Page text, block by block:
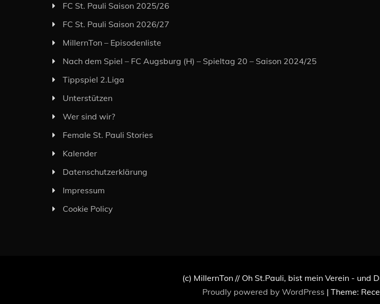
FC St. Pauli Saison 2025/26
FC St. Pauli Saison 2026/27
MillernTon – Episodenliste
Nach dem Spiel – FC Augsburg (H) – Spieltag 20 – Saison 2024/25
Tippspiel 2.Liga
Unterstützen
Wer sind wir?
Female St. Pauli Stories
Kalender
Datenschutzerklärung
Impressum
Cookie Policy
(c) MillernTon // Oh St.Pauli, bist mein Verein - und
Proudly powered by WordPress | Theme: